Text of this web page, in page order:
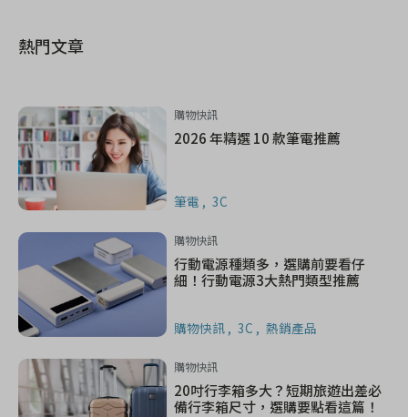
熱門文章
購物快訊
2026 年精選 10 款筆電推薦
筆電 3C
購物快訊
行動電源種類多，選購前要看仔
細！行動電源3大熱門類型推薦
購物快訊 3C 熱銷產品
購物快訊
20吋行李箱多大？短期旅遊出差必
備行李箱尺寸，選購要點看這篇！